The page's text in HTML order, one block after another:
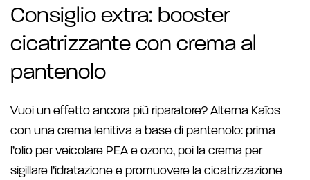
Consiglio extra: booster
cicatrizzante con crema al
pantenolo
Vuoi un effetto ancora più riparatore? Alterna Kaïos
con una crema lenitiva a base di pantenolo: prima
l’olio per veicolare PEA e ozono, poi la crema per
sigillare l’idratazione e promuovere la cicatrizzazione